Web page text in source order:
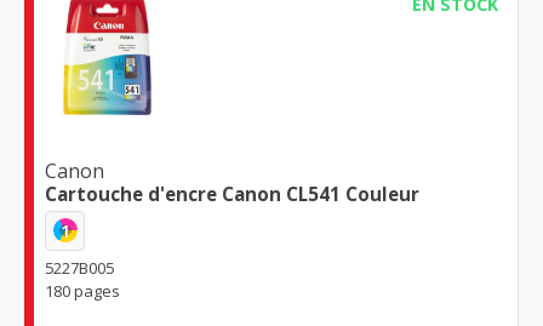
Canon
Cartouche d'encre Canon CL541 Couleur
1
5227B005
180 pages